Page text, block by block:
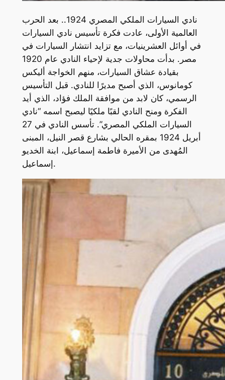
نادي السيارات الملكي المصري 1924.. بعد الحرب
العالمية الأولى، عادت فكرة تأسيس نادي السيارات
في أوائل العشرينيات، مع تزايد انتشار السيارات في
مصر. بدأت محاولات جدية لإحياء النادي عام 1920
بقيادة عشاق السيارات، منهم الخواجة أليكس
كومانوس، الذي أصبح مديرًا للنادي. قبل التأسيس
الرسمي، كان لابد من موافقة الملك فؤاد، الذي أيد
الفكرة ومنح النادي لقبًا ملكيًا ليصبح اسمه “نادي
السيارات الملكي المصري”. تأسس النادي في 27
أبريل 1924 بمقره الحالي بشارع قصر النيل، المبنى
المُهدى من الأميرة فاطمة إسماعيل، ابنة الخديو
إسماعيل.